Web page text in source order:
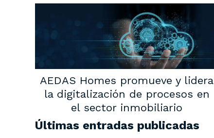
AEDAS Homes promueve y lidera
la digitalización de procesos en
el sector inmobiliario
Últimas entradas publicadas